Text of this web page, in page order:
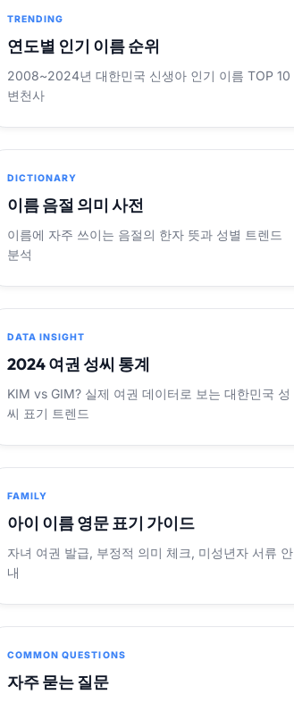
TRENDING
연도별 인기 이름 순위
2008~2024년 대한민국 신생아 인기 이름 TOP 10
변천사
DICTIONARY
이름 음절 의미 사전
이름에 자주 쓰이는 음절의 한자 뜻과 성별 트렌드
분석
DATA INSIGHT
2024 여권 성씨 통계
KIM vs GIM? 실제 여권 데이터로 보는 대한민국 성
씨 표기 트렌드
FAMILY
아이 이름 영문 표기 가이드
자녀 여권 발급, 부정적 의미 체크, 미성년자 서류 안
내
COMMON QUESTIONS
자주 묻는 질문